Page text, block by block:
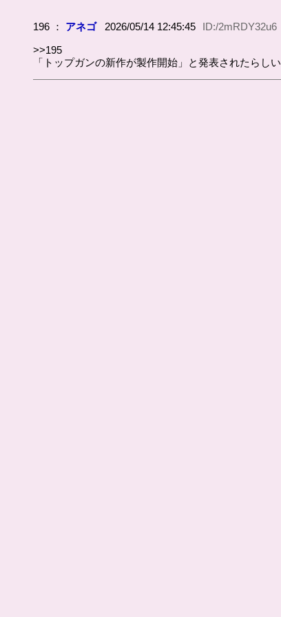
196 ： アネゴ2026/05/14 12:45:45
ID:/2mRDY32u6
>>195
「トップガンの新作が製作開始」と発表されたらしい